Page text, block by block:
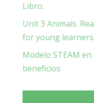
Libro.
Unit 3 Animals.
for young learners.
Modelo STEAM
beneficios